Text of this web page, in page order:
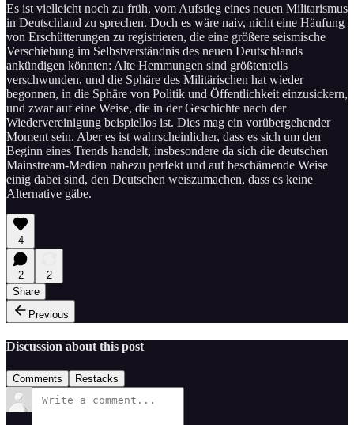
Es ist vielleicht noch zu früh, vom Aufstieg eines neuen Militarismus
in Deutschland zu sprechen. Doch es wäre naiv, nicht eine Häufung
von Erschütterungen zu registrieren, die eine größere seismische
Verschiebung im Selbstverständnis des neuen Deutschlands
ankündigen könnten: Alte Hemmungen sind größtenteils
verschwunden, und die Sphäre des Militärischen hat wieder
begonnen, in die Sphäre von Politik und Öffentlichkeit einzusickern,
und zwar auf eine Weise, die in der Geschichte nach der
Wiedervereinigung beispiellos ist. Dies mag ein vorübergehender
Moment sein. Aber es ist wahrscheinlicher, dass es sich um den
Beginn eines Trends handelt, insbesondere da sich die deutschen
Mainstream-Medien nahezu perfekt und auf beschämende Weise
einig dabei sind, den Deutschen weiszumachen, dass es keine
Alternative gäbe.
4
2
2
Share
Previous
Discussion about this post
Comments Restacks